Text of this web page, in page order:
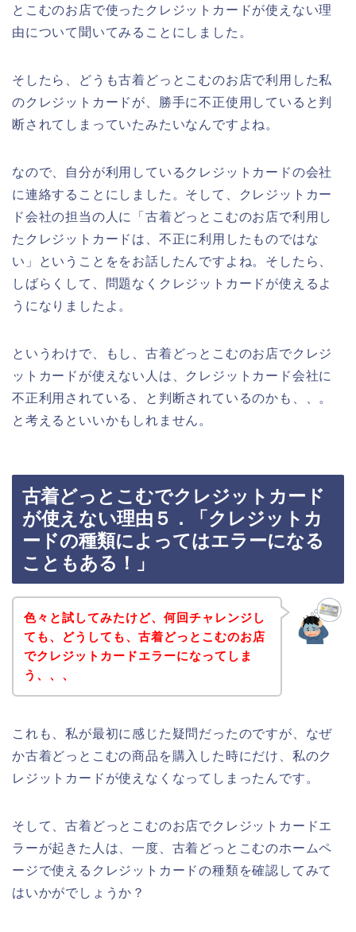
とこむのお店で使ったクレジットカードが使えない理
由について聞いてみることにしました。
そしたら、どうも古着どっとこむのお店で利用した私
のクレジットカードが、勝手に不正使用していると判
断されてしまっていたみたいなんですよね。
なので、自分が利用しているクレジットカードの会社
に連絡することにしました。そして、クレジットカー
ド会社の担当の人に「古着どっとこむのお店で利用し
たクレジットカードは、不正に利用したものではな
い」ということををお話したんですよね。そしたら、
しばらくして、問題なくクレジットカードが使えるよ
うになりましたよ。
というわけで、もし、古着どっとこむのお店でクレジ
ットカードが使えない人は、クレジットカード会社に
不正利用されている、と判断されているのかも、、。
と考えるといいかもしれません。
古着どっとこむでクレジットカード
が使えない理由５．「クレジットカ
ードの種類によってはエラーになる
こともある！」
色々と試してみたけど、何回チャレンジし
ても、どうしても、古着どっとこむのお店
でクレジットカードエラーになってしま
う、、、
これも、私が最初に感じた疑問だったのですが、なぜ
か古着どっとこむの商品を購入した時にだけ、私のク
レジットカードが使えなくなってしまったんです。
そして、古着どっとこむのお店でクレジットカードエ
ラーが起きた人は、一度、古着どっとこむのホームペ
ージで使えるクレジットカードの種類を確認してみて
はいかがでしょうか？